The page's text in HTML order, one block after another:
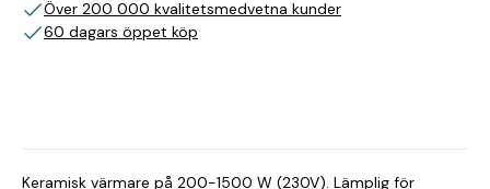
Över 200 000 kvalitetsmedvetna kunder
60 dagars öppet köp
Keramisk värmare på 200-1500 W (230V). Lämplig för